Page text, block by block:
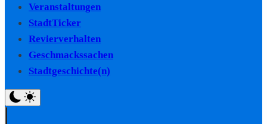
Veranstaltungen
StadtTicker
Revierverhalten
Geschmackssachen
Stadtgeschichte(n)